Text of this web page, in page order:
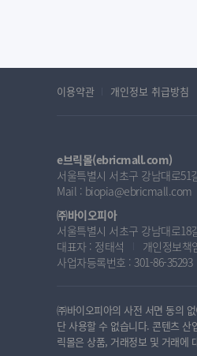
이용약관 개인정보 취급방침
e브릭몰(ebricmall.com)
서울특별시 서초구 강남대로51
Mail : biopia@ebricmall.com
㈜바이오피아
서울특별시 서초구 강남대로18
대표자 : 정태석
개인정보책
사업자등록번호 : 301-86-35293
㈜바이오피아의 사전 서면 동의
단 사용할 수 없습니다. 콘텐츠 산
릭몰은 상품, 거래정보 및 거래에